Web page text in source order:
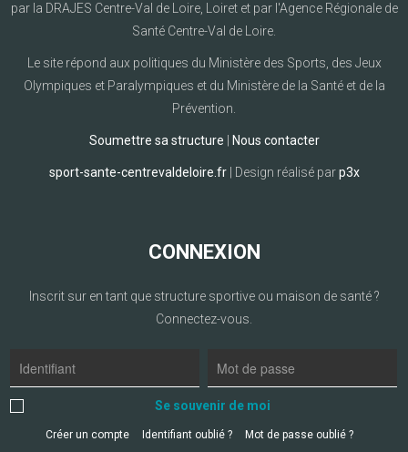
par la DRAJES Centre-Val de Loire, Loiret et par l'Agence Régionale de
Santé Centre-Val de Loire.
Le site répond aux politiques du Ministère des Sports, des Jeux
Olympiques et Paralympiques et du Ministère de la Santé et de la
Prévention.
Soumettre sa structure Nous contacter
sport-sante-centrevaldeloire.fr| Design réalisé parp3x
CONNEXION
Inscrit sur en tant que structure sportive ou maison de santé ?
Connectez-vous.
Se souvenir de moi
Créer un compte Identifiant oublié ? Mot de passe oublié ?